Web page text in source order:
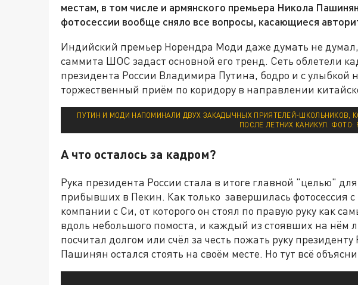
местам, в том числе и армянского премьера Никола
фотосессии вообще сняло все вопросы, касающиеся
Индийский премьер Норендра Моди даже думать не думал,
саммита ШОС задаст основной его тренд. Сеть облетели
президента России Владимира Путина, бодро и с улыбкой
торжественный приём по коридору в направлении
ПУТИН И МОДИ НАПОМИНАЛИ ДВУХ ЗАКАДЫЧНЫХ ПРИЯТЕЛЕЙ-ШКОЛЬНИКОВ,
ПОСЛЕ ЛЕТНИХ КАНИКУЛ. ФОТО:
А что осталось за кадром?
Рука президента России стала в итоге главной "целью" для
прибывших в Пекин. Как только завершилась фотосессия с
компании с Си, от которого он стоял по правую руку как
вдоль небольшого помоста, и каждый из стоявших на нём
посчитал долгом или счёл за честь пожать руку
Пашинян остался стоять на своём месте. Но тут всё